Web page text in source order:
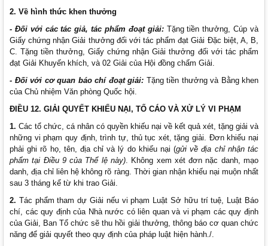
2. Về hình thức khen thưởng
- Đối với các tác giả, tác phẩm đoạt giải:Tặng tiền thưởng, Cúp và
Giấy chứng nhận Giải thưởng đối với tác phẩm đạt Giải Đặc biệt, A, B,
C. Tặng tiền thưởng, Giấy chứng nhận Giải thưởng đối với tác phẩm
đạt Giải Khuyến khích, và 02 Giải của Hội đồng chấm Giải.
- Đối với cơ quan báo chí đoạt giải: Tặng tiền thưởng và Bằng khen
của Chủ nhiệm Văn phòng Quốc hội.
ĐIỀU 12. GIẢI QUYẾT KHIẾU NẠI, TỐ CÁO VÀ XỬ LÝ VI PHẠM
1. Các tổ chức, cá nhân có quyền khiếu nại về kết quả xét, tặng giải và
những vi phạm quy định, trình tự, thủ tục xét, tặng giải. Đơn khiếu nại
phải ghi rõ họ, tên, địa chỉ và lý do khiếu nại (gửi về địa chỉ nhận tác
phẩm tại Điều 9 của Thể lệ này) . Không xem xét đơn nặc danh, mạo
danh, địa chỉ liên hệ không rõ ràng. Thời gian nhận khiếu nại muộn nhất
sau 3 tháng kể từ khi trao Giải.
2. Tác phẩm tham dự Giải nếu vi phạm Luật Sở hữu trí tuệ, Luật Báo
chí, các quy định của Nhà nước có liên quan và vi phạm các quy định
của Giải, Ban Tổ chức sẽ thu hồi giải thưởng, thông báo cơ quan chức
năng để giải quyết theo quy định của pháp luật hiện hành./.